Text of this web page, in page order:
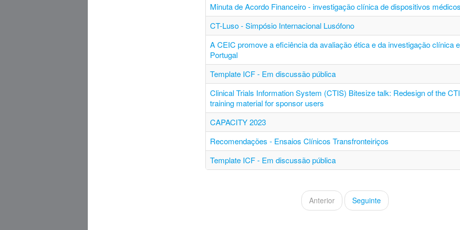
Minuta de Acordo Financeiro - investigação clínica de dispositivos médicos
CT-Luso - Simpósio Internacional Lusófono
A CEIC promove a eficiência da avaliação ética e da investigação clínica
Portugal
Template ICF - Em discussão pública
Clinical Trials Information System (CTIS) Bitesize talk: Redesign of the
training material for sponsor users
CAPACITY 2023
Recomendações - Ensaios Clínicos Transfronteiriços
Template ICF - Em discussão pública
Anterior Seguinte